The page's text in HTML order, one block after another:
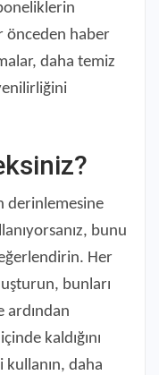
önceden haber
daha temiz
derinlemesine
bunu
Her
bunları
ardından
kaldığını
daha